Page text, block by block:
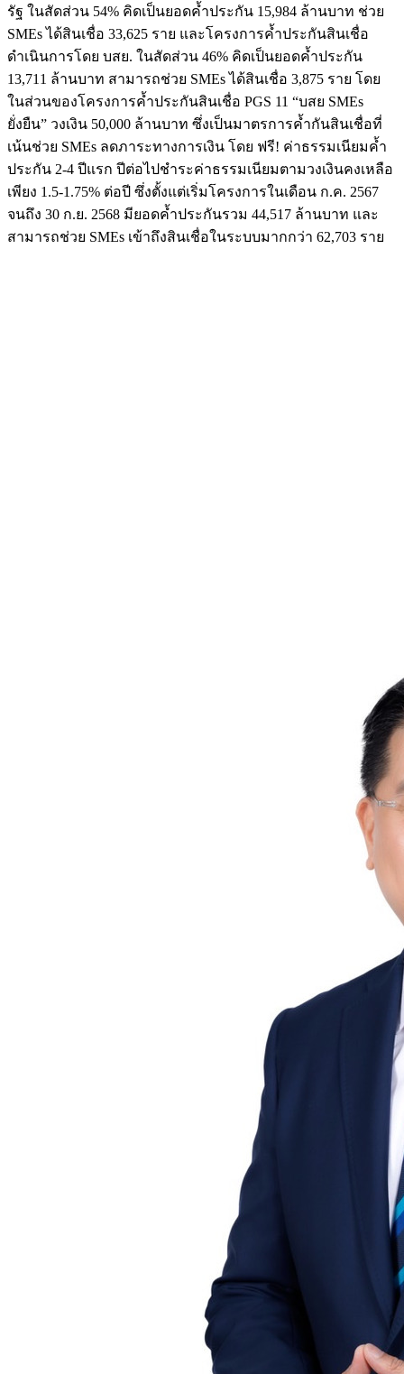
รัฐ ในสัดส่วน 54% คิดเป็นยอดค้ำประกัน 15,984 ล้านบาท ช่วย
SMEs ได้สินเชื่อ 33,625 ราย และโครงการค้ำประกันสินเชื่อ
ดำเนินการโดย บสย. ในสัดส่วน 46% คิดเป็นยอดค้ำประกัน
13,711 ล้านบาท สามารถช่วย SMEs ได้สินเชื่อ 3,875 ราย โดย
ในส่วนของโครงการค้ำประกันสินเชื่อ PGS 11 “บสย SMEs
ยั่งยืน” วงเงิน 50,000 ล้านบาท ซึ่งเป็นมาตรการค้ำกันสินเชื่อที่
เน้นช่วย SMEs ลดภาระทางการเงิน โดย ฟรี! ค่าธรรมเนียมค้ำ
ประกัน 2-4 ปีแรก ปีต่อไปชำระค่าธรรมเนียมตามวงเงินคงเหลือ
เพียง 1.5-1.75% ต่อปี ซึ่งตั้งแต่เริ่มโครงการในเดือน ก.ค. 2567
จนถึง 30 ก.ย. 2568 มียอดค้ำประกันรวม 44,517 ล้านบาท และ
สามารถช่วย SMEs เข้าถึงสินเชื่อในระบบมากกว่า 62,703 ราย